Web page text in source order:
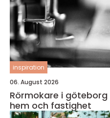
inspiration
06. August 2026
Rörmokare i göteborg trygg vvs-hjälp för
hem och fastighet